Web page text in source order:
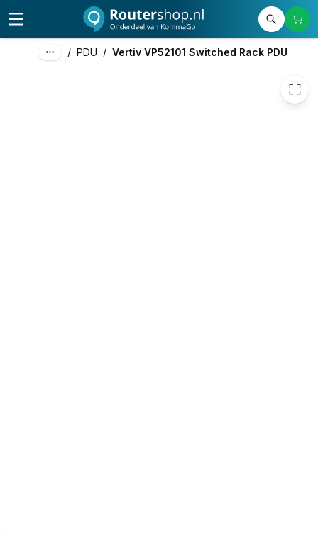
/ PDU / Vertiv VP52101 Switched Rack PDU
849,00 excl. btw
1.027,29 incl. btw